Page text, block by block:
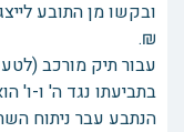
₪.
עבור תיק מורכב
בתביעתו נגד ה' ו-ו' הוא
הנתבע עבר ניתוח